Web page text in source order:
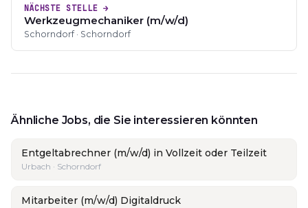
NÄCHSTE STELLE →
Werkzeugmechaniker (m/w/d)
Schorndorf · Schorndorf
Ähnliche Jobs, die Sie interessieren könnten
Entgeltabrechner (m/w/d) in Vollzeit oder Teilzeit
Urbach · Schorndorf
Mitarbeiter (m/w/d) Digitaldruck